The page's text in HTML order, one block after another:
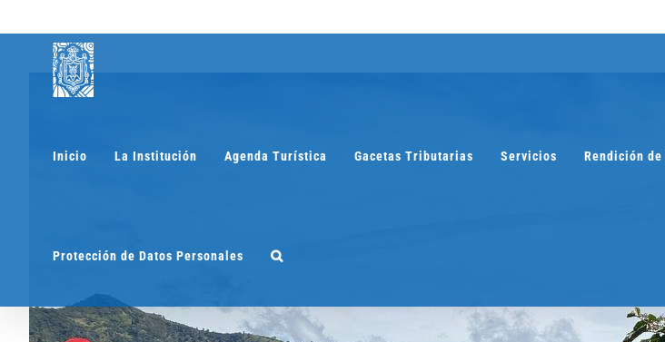
contenido
Inicio La Institución Agenda Turística Gacetas Tributarias Servicios Rendición de
Protección de Datos Personales